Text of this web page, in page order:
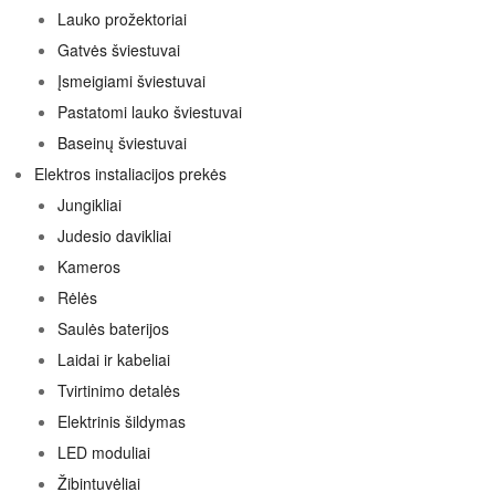
Lauko prožektoriai
Gatvės šviestuvai
Įsmeigiami šviestuvai
Pastatomi lauko šviestuvai
Baseinų šviestuvai
Elektros instaliacijos prekės
Jungikliai
Judesio davikliai
Kameros
Rėlės
Saulės baterijos
Laidai ir kabeliai
Tvirtinimo detalės
Elektrinis šildymas
LED moduliai
Žibintuvėliai